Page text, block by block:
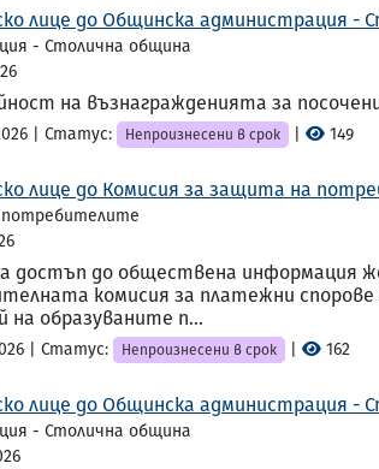
лице до Общинска администрация -
- Столична община
на възнагражденията за
| Статус: Непроизнесени в срок 149
лице до Комисия за защита на
достъп до обществена
комисия за платежни спорове
на образуваните п...
| Статус: Непроизнесени в срок 162
лице до Общинска администрация -
- Столична община